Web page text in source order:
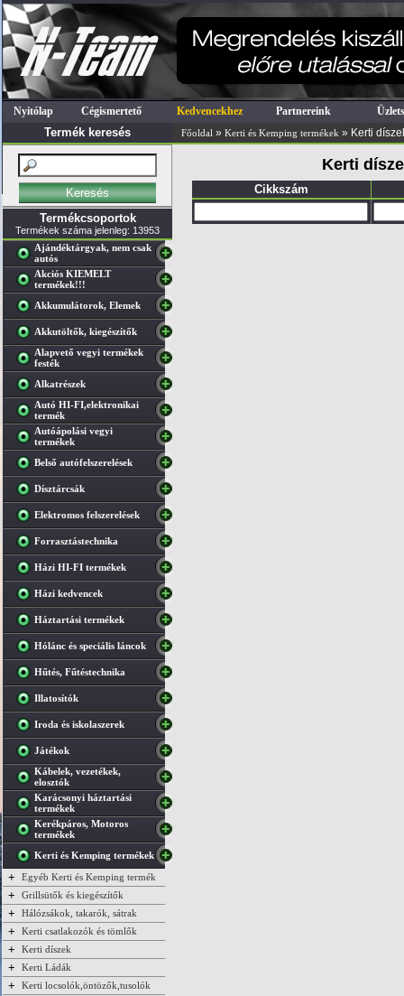
Nyitólap Cégismertető Kedvencekhez Partnereink
Termék keresés Főoldal » Kerti és Kemping termékek » Kerti
Termékcsoportok
Termékek száma jelenleg: 13953
Ajándéktárgyak, nem csak
autós
Akciós KIEMELT
termékek!!!
Akkumulátorok, Elemek
Akkutöltők, kiegészítők
Alapvető vegyi termékek
festék
Alkatrészek
Autó HI-FI,elektronikai
termék
Autóápolási vegyi
termékek
Belső autófelszerelések
Dísztárcsák
Elektromos felszerelések
Forrasztástechnika
Házi HI-FI termékek
Házi kedvencek
Háztartási termékek
Hólánc és speciális láncok
Hűtés, Fűtéstechnika
Illatosítók
Iroda és iskolaszerek
Játékok
Kábelek, vezetékek,
elosztók
Karácsonyi háztartási
termékek
Kerékpáros, Motoros
termékek
Kerti és Kemping termékek
+ Egyéb Kerti és Kemping termék
+ Grillsütők és kiegészítők
+ Hálózsákok, takarók, sátrak
+ Kerti csatlakozók és tömlők
+ Kerti díszek
+ Kerti Ládák
+ Kerti locsolók,öntözők,tusolók
Kerti
Cikkszám